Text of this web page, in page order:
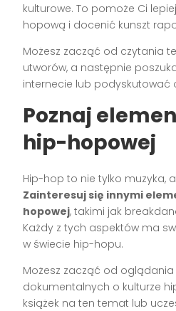
kulturowe. To pomoże Ci
hopową i docenić kunszt
Możesz zacząć od czytania
utworów, a następnie
internecie lub podyskutować
Poznaj
hip-hopowej
Hip-hop to nie tylko muzyka,
Zainteresuj się innymi
hopowej, takimi jak
Każdy z tych aspektów ma
w świecie hip-hopu.
Możesz zacząć od
dokumentalnych o kulturze
książek na ten temat lub